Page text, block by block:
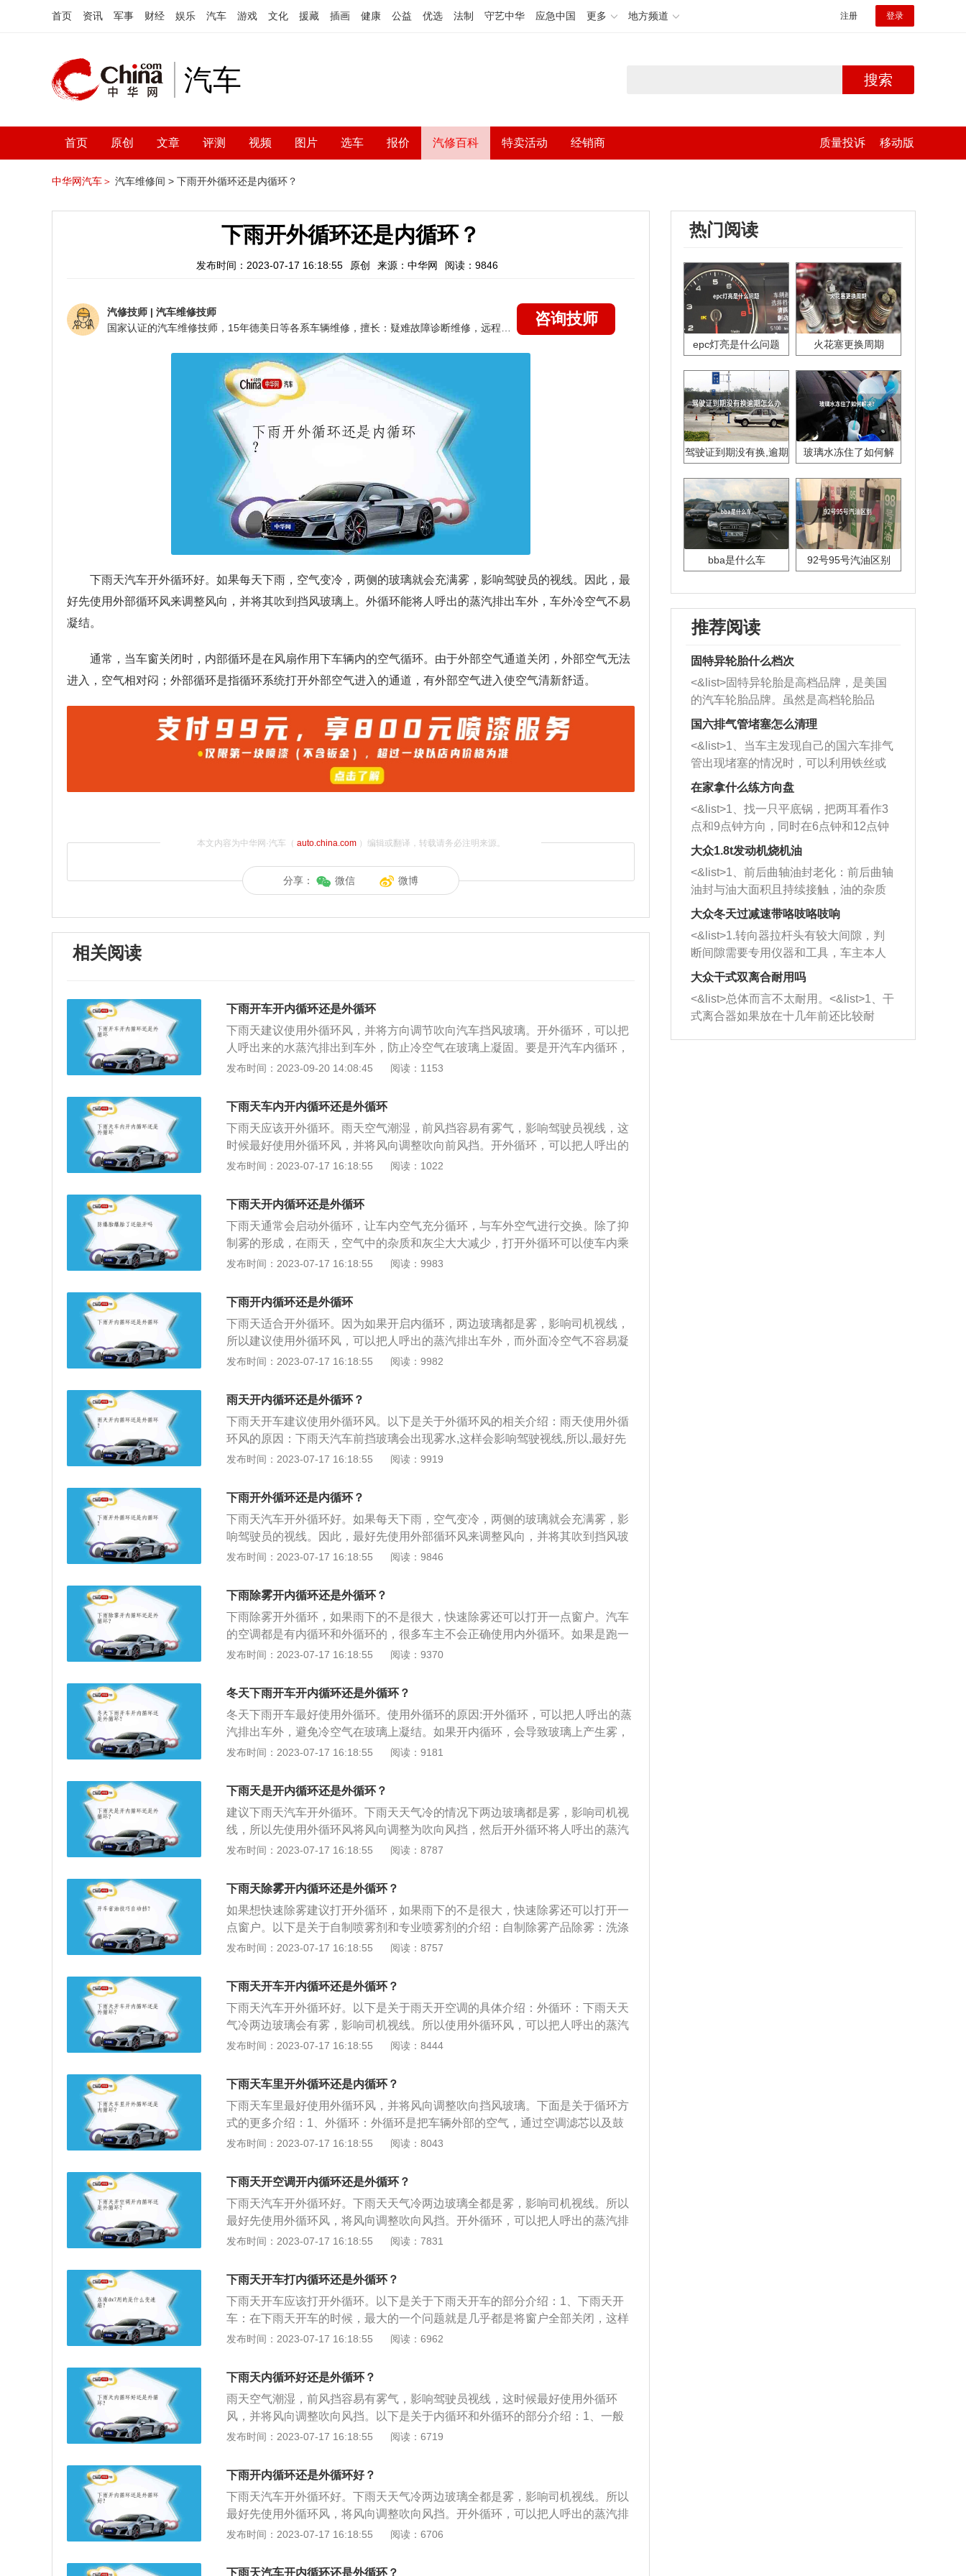
首页 资讯 军事 财经 娱乐 汽车 游戏 文化 援藏 插画 健康 公益 优选 法制 守艺中华 应急中国 更多 地方频道 注册 登录
汽车 搜索
首页 原创 文章 评测 视频 图片 选车 报价 汽修百科 特卖活动 经销商 质量投诉 移动版
中华网汽车＞ 汽车维修间 > 下雨开外循环还是内循环？
下雨开外循环还是内循环？
发布时间：2023-07-17 16:18:55 原创 来源：中华网 阅读：9846
汽修技师 | 汽车维修技师
咨询技师
下雨天汽车开外循环好。如果每天下雨，空气变冷，两侧的玻璃就会充满雾，影响驾驶员的视线。因此，最
好先使用外部循环风来调整风向，并将其吹到挡风玻璃上。外循环能将人呼出的蒸汽排出车外，车外冷空气不易
凝结。
通常，当车窗关闭时，内部循环是在风扇作用下车辆内的空气循环。由于外部空气通道关闭，外部空气无法
进入，空气相对闷；外部循环是指循环系统打开外部空气进入的通道，有外部空气进入使空气清新舒适。
本文内容为中华网·汽车（ auto.china.com）编辑或翻译，转载请务必注明来源。
分享： 微信 微博
相关阅读
下雨开车开内循环还是外循环
下雨天建议使用外循环风，并将方向调节吹向汽车挡风玻璃。开外循环，可以把
人呼出来的水蒸汽排出到车外，防止冷空气在玻璃上凝固。要是开汽车内循环，
会造成玻璃上形成雾，干扰驾驶员视线。一般来说，当车窗关闭时，车内循环是
入，空气相当沉闷；外部循环是指车内空气的循环。循环系统打开通道，让外界
空气进入，外界空气进来，所以空气更新鲜。
发布时间：2023-09-20 14:08:45 阅读：1153
下雨天车内开内循环还是外循环
下雨天应该开外循环。雨天空气潮湿，前风挡容易有雾气，影响驾驶员视线，这
时候最好使用外循环风，并将风向调整吹向前风挡。开外循环，可以把人呼出的
蒸汽排出车外，而外面的冷空气不容易凝结的。开外循环的前提条件是车外的环
环。在冬天或夏天的时候，车主上车开启空调之后，可以先将内循环打开，因为
打开内循环可以迅速让车内的温度降低或者升高，在温度达到要求之后再打开外
循环。开车内循环可以避免车外有污染的物质进入车内，开外循环则可以吸收车
外的新鲜空气。如果车主只是短途行驶，比如行驶时间不超过一个小时的情况
下，一般开内循环即可。如果是长途行驶，行驶一个小时左右就需要开外循环通
发布时间：2023-07-17 16:18:55 阅读：1022
下雨天开内循环还是外循环
下雨天通常会启动外循环，让车内空气充分循环，与车外空气进行交换。除了抑
制雾的形成，在雨天，空气中的杂质和灰尘大大减少，打开外循环可以使车内乘
客的呼吸道更加清新，有益健康。下雨天打开外循环，水可能会渗进来。外循环
中，降水和空气一起进入车内。走了一段路，长此以往车内的空气会越来越模
糊。这时候就需要打开外循环给车内供应新鲜空气。车主打开空调后，可以先打
开内循环，因为打开内循环可以快速降低或升高车内温度，温度达到要求后再打
开外循环。外循环的前提是车外环境好。如果车外污染严重，比如在拥堵路段，
就要关闭外循环，打开内循环。内循环可以防止污染物进入车内，外循环可以吸
常就足够驱动内循环了。如果是长途开车，开到外面循环通风大概要一个小时。
综上所述，下雨天启动外循环，让车内空气充分循环，与车外空气进行交换。
发布时间：2023-07-17 16:18:55 阅读：9983
下雨开内循环还是外循环
下雨天适合开外循环。因为如果开启内循环，两边玻璃都是雾，影响司机视线，
所以建议使用外循环风，可以把人呼出的蒸汽排出车外，而外面冷空气不容易凝
结。内循环、外循环使用方法：一、什么时候使用内循环：1、车外空气质量
有臭味或者异味的路段；用内循环避免外面污浊空气进去车内；2、夏季用车，
为了使用空调快速降低车内温度，可以使用内循环；3、冬季使用内循环，可以
让车内更温暖。二、什么时候使用外循环：1、长时间使用内循环，又不方便打
开车窗时，可以定期开启外循环，使车内进入新鲜空气；2、车内乘员较多的情
况下，使用外循环，既可以保持空气清新，又可以避免车内空气湿度过大导致车
发布时间：2023-07-17 16:18:55 阅读：9982
雨天开内循环还是外循环？
下雨天开车建议使用外循环风。以下是关于外循环风的相关介绍：雨天使用外循
环风的原因：下雨天汽车前挡玻璃会出现雾水,这样会影响驾驶视线,所以,最好先
使用外循环风将风向调整吹向风挡玻璃清除雾气。同时,开外循环，可以把人呼出
环，可以呼吸到车外的新鲜空气。车内空气浑浊，人感觉困倦，使注意力不集
中，这时应该打开外循环，使外面的风进来。
发布时间：2023-07-17 16:18:55 阅读：9919
下雨开外循环还是内循环？
下雨天汽车开外循环好。如果每天下雨，空气变冷，两侧的玻璃就会充满雾，影
响驾驶员的视线。因此，最好先使用外部循环风来调整风向，并将其吹到挡风玻
璃上。外循环能将人呼出的蒸汽排出车外，车外冷空气不易凝结。通常，当车窗
外部空气无法进入，空气相对闷；外部循环是指循环系统打开外部空气进入的通
道，有外部空气进入使空气清新舒适。
发布时间：2023-07-17 16:18:55 阅读：9846
下雨除雾开内循环还是外循环？
下雨除雾开外循环，如果雨下的不是很大，快速除雾还可以打开一点窗户。汽车
的空调都是有内循环和外循环的，很多车主不会正确使用内外循环。如果是跑一
些长途路段或高速路段，这样不方便开窗通风，此时建议开启外循环；如果是在
空调滤芯需要定期更换，一般的汽车需要每隔一万公里更换一次空调滤芯。空调
滤芯是用来过滤空气的，如果长时间不换空调滤芯会影响汽车空调的效果，也会
影响车内成员的身体健康。
发布时间：2023-07-17 16:18:55 阅读：9370
冬天下雨开车开内循环还是外循环？
冬天下雨开车最好使用外循环。使用外循环的原因:开外循环，可以把人呼出的蒸
汽排出车外，避免冷空气在玻璃上凝结。如果开内循环，会导致玻璃上产生雾，
影响司机视线。外循环使用方法：利用外循环，可以呼吸到车外的新鲜空气。高
打开外循环，使外面的风进来。冬天送暖风感觉太热，可关掉风机，打开外循
环，既保持车内温度，又有新鲜空气，感觉会更舒服。
发布时间：2023-07-17 16:18:55 阅读：9181
下雨天是开内循环还是外循环？
建议下雨天汽车开外循环。下雨天天气冷的情况下两边玻璃都是雾，影响司机视
线，所以先使用外循环风将风向调整为吹向风挡，然后开外循环将人呼出的蒸汽
排出车外。外循环介绍：外循环状态是利用风机将车外的空气抽吸到车内，也就
驶中仍然有气流吸入到车内，补充车内的新鲜空气。有时候觉得关了风扇还是有
风，就是因为车主设置了外循环。在城里行车遇到拥堵的情形时，车内会充满尾
气味，这就是由于使用外循环造成。适合外循环使用的情况：长时间使用内循
环，又不方便打开车窗时，可以定期开启外循环，使车内进入新鲜空气。车内乘
员较多的情况下，使用外循环既可以保持空气清新，又可避免车内空气湿度过大
发布时间：2023-07-17 16:18:55 阅读：8787
下雨天除雾开内循环还是外循环？
如果想快速除雾建议打开外循环，如果雨下的不是很大，快速除雾还可以打开一
点窗户。以下是关于自制喷雾剂和专业喷雾剂的介绍：自制除雾产品除雾：洗涤
灵和水按1：10的比例混合（或洗洁精和水1：6比例混合），用柔软干净的布涂
可保持20小时不结雾，简单实用还省钱。这种方法效果堪比可用的除雾产品，简
单一喷一擦即可解决问题。使用专业除雾剂除雾：防雾剂使用前先将前挡风玻璃
内侧擦拭干净，然后喷上适量防雾剂，待防雾剂凝固后用清洁的毛巾擦拭干净即
可。防雾剂可以在水分子与玻璃内侧表面之间形成一个驱水层，从而保持玻璃表
面的洁净，防止结雾。
发布时间：2023-07-17 16:18:55 阅读：8757
下雨天开车开内循环还是外循环？
下雨天汽车开外循环好。以下是关于雨天开空调的具体介绍：外循环：下雨天天
气冷两边玻璃会有雾，影响司机视线。所以使用外循环风，可以把人呼出的蒸汽
排出车外，外面的冷空气不容易凝结。内循环空气沉闷：在车窗关闭的情况下，
界的空气进不来，空气比较沉闷，外循环是车内空气循环时，循环系统打开外界
空气进入的通道，有外界空气进来，空气较新鲜。
发布时间：2023-07-17 16:18:55 阅读：8444
下雨天车里开外循环还是内循环？
下雨天车里最好使用外循环风，并将风向调整吹向挡风玻璃。下面是关于循环方
式的更多介绍：1、外循环：外循环是把车辆外部的空气，通过空调滤芯以及鼓
风机，送到车内。冬天除霜或者夏天除雾等情况都要用外循环，因为外循环从车
循环是把车外空气的进气口挡板给堵上，让里面的空气出不去，主要作用是及时
有效地阻止外部的灰尘和有害气体进入车内。冬天暖车升温快，夏天开空调的时
候降温也快，而且雾霾天的时候也可以使用。
发布时间：2023-07-17 16:18:55 阅读：8043
下雨天开空调开内循环还是外循环？
下雨天汽车开外循环好。下雨天天气冷两边玻璃全都是雾，影响司机视线。所以
最好先使用外循环风，将风向调整吹向风挡。开外循环，可以把人呼出的蒸汽排
出车外，而外面的冷空气不容易凝结。注意事项：1、事项一：车外空气质量
有臭味或者异味的路段；用内循坏避免外面较差的空气进去车内；2、事项二：
夏天用车，为了使用空调快速降低车内温度，可以使用内循环；3、事项三：冬
天使用内循环，可以让车内更温暖。
发布时间：2023-07-17 16:18:55 阅读：7831
下雨天开车打内循环还是外循环？
下雨天开车应该打开外循环。以下是关于下雨天开车的部分介绍：1、下雨天开
车：在下雨天开车的时候，最大的一个问题就是几乎都是将窗户全部关闭，这样
就会造成车内的一个空气比较差，没有空气流通。2、打开空调外循环：需要打
的一个空气质量。在车辆驾驶的时候，车内的湿度会比较高，会导致挡风玻璃容
发布时间：2023-07-17 16:18:55 阅读：6962
下雨天内循环好还是外循环？
雨天空气潮湿，前风挡容易有雾气，影响驾驶员视线，这时候最好使用外循环
风，并将风向调整吹向风挡。以下是关于内循环和外循环的部分介绍：1、一般
在车窗关闭的情况下，内循环是在风机的作用下，车内的空气循环，由于关闭了
气循环时，循环系统打开了外界空气进入的通道，有外界空气进来，空气较新
发布时间：2023-07-17 16:18:55 阅读：6719
下雨开内循环还是外循环好？
下雨天汽车开外循环好。下雨天天气冷两边玻璃全都是雾，影响司机视线。所以
最好先使用外循环风，将风向调整吹向风挡。开外循环，可以把人呼出的蒸汽排
出车外，而外面的冷空气不容易凝结。使用内循环方法：1、车外空气质量差，
味或者异味的路段；用内循环避免外面不好的空气进去车内。2、夏季用车，为
发布时间：2023-07-17 16:18:55 阅读：6706
下雨天汽车开内循环还是外循环？
热门阅读
epc灯亮是什么问题 火花塞更换周期
驾驶证到期没有换,逾期
玻璃水冻住了如何解
bba是什么车 92号95号汽油区别
推荐阅读
固特异轮胎什么档次
<&list>固特异轮胎是高档品牌，是美国
的汽车轮胎品牌。虽然是高档轮胎品
牌，但是中高低端的轮胎都有生产，这
也是为了更好的开拓市场。
国六排气管堵塞怎么清理
<&list>1、当车主发现自己的国六车排气
管出现堵塞的情况时，可以利用铁丝或
者是细棍，直接将杂物给取出来，如果
堵塞情况比较严重，也可以采取应急措
施。 <&list>2、直接利用木棍将所有的
杂物推到排气管里面的位置处，然后将
三元催化器拆解开，就可以将堵塞的东
西取出来。但如果是因为积碳过多引起
的堵塞，就需要将三元催化器泡在草酸
洗剂对堵塞的情况得到解决，将清洗剂
放在燃油箱中，与燃油混合后，车辆启
动时，就可以和汽油一起进入到燃烧
室，最后形成废气排出，就可以让三元
催化器得到清洗，排气管堵塞的情况就
能够得到解决。
在家拿什么练方向盘
<&list>1、找一只平底锅，把两耳看作3
点和9点钟方向，同时在6点钟和12点钟
方向做一个标记。 <&list>2、双手握住
一圈半的练习，往右同样也要打相同的
圈数。 <&list>3、最后强调要反复练
习，这样就可以形成肌肉记忆，在真实
驾驶车辆时，不需要记忆也能打好方
向。
大众1.8t发动机烧机油
<&list>1、前后曲轴油封老化：前后曲轴
油封与油大面积且持续接触，油的杂质
和发动机内持续温度变化使其密封效果
逐渐减弱，导致渗油或漏油。<&list>2、
活塞间隙过大：积碳会使活塞环与缸体
的间隙扩大，导致机油流入燃烧室中，
造成烧机油。<&list>3、机油粘度。使用
机油粘度过小的话，同样会有烧机油现
象，机油粘度过小具有很好的流动性，
大众冬天过减速带咯吱咯吱响
<&list>1.转向器拉杆头有较大间隙，判
断间隙需要专用仪器和工具，车主本人
无法制作，需要将车辆送到修理厂或4s
店；<&list>2.车辆半轴套管防尘罩破
裂，破裂后会出现漏油现象，使半轴磨
损严重，磨损的半轴容易损坏，产生异
响；<&list>3.稳定器的转向胶套和球头
大众干式双离合耐用吗
<&list>总体而言不太耐用。<&list>1、干
式离合器如果放在十几年前还比较耐